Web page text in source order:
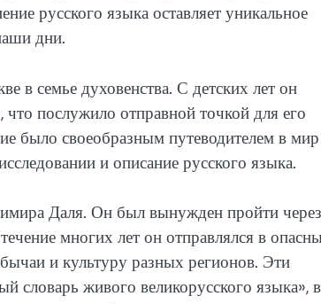
русского языка оставляет уникальное
дни.
в семье духовенства. С детских лет он
послужило отправной точкой для его
было своеобразным путеводителем в мир
и описание русского языка.
Даля. Он был вынужден пройти через
многих лет он отправлялся в
и культуру разных регионов. Эти
словарь живого великорусского языка», в